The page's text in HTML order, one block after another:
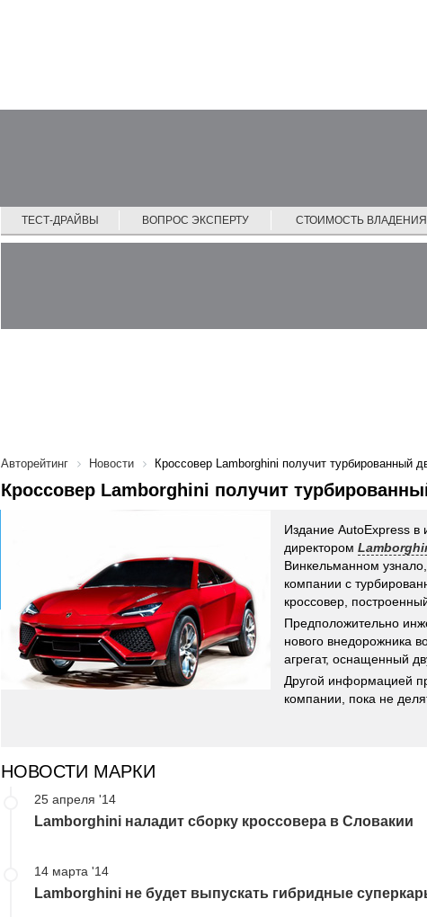
ТЕСТ-ДРАЙВЫ ВОПРОС ЭКСПЕРТУ СТОИМОСТЬ ВЛАДЕНИЯ
Авторейтинг Новости Кроссовер Lamborghini получит турбированный
Кроссовер Lamborghini получит
Издание AutoExpress в
директором
Винкельманном
компании с
кроссовер,
Предположительно
нового внедорожника
агрегат, оснащенный
Другой информацией
компании, пока не
НОВОСТИ МАРКИ
25 апреля '14
Lamborghini наладит сборку кроссовера в Словакии
14 марта '14
Lamborghini не будет выпускать гибридные